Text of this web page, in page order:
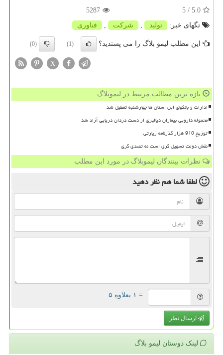
5.0
/ 5
5287
تگهای خبر:
تولید , شركت , فناوری
این مطلب لیمو بلاگ را می پسندید؟ (1)
(0)
X
تازه ترین مطالب مرتبط در لیموبلاگ
ادارات و بانکهای این استان ها چهارشنبه تعطیل شد
محموله دارویی بیماران دیالیزی از دست دزدان دریایی آزاد شد
توزیع 910 هزار گذرنامه زیارتی
نقش دولت تسهیل گری است نه تصدی گری
نظرات بینندگان لیموبلاگ در مورد این مطلب
لطفا شما همنظر دهید
= ۱ بعلاوه ۵
ارسال نظر
لینک دوستان لیمو بلاگ